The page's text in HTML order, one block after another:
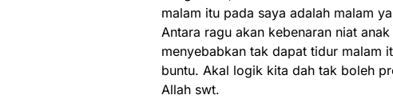
malam itu pada saya adalah malam
Antara ragu akan kebenaran niat
menyebabkan tak dapat tidur malam
buntu. Akal logik kita dah tak boleh
Allah swt.